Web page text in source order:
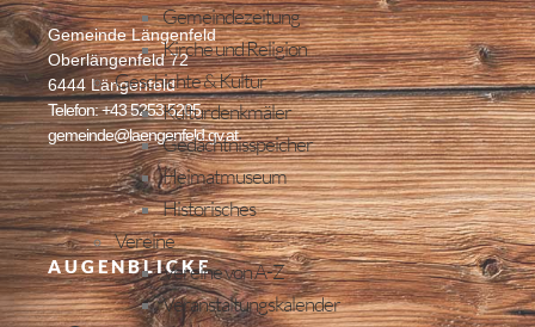
Gemeindezeitung
Kirche und Religion
Geschichte & Kultur
Kulturdenkmäler
Gedächtnisspeicher
Heimatmuseum
Historisches
Vereine
Vereine von A-Z
Veranstaltungskalender
Gemeinde Längenfeld
Oberlängenfeld 72
6444 Längenfeld
Telefon: +43 5253 5205
gemeinde@laengenfeld.gv.at
AUGENBLICKE